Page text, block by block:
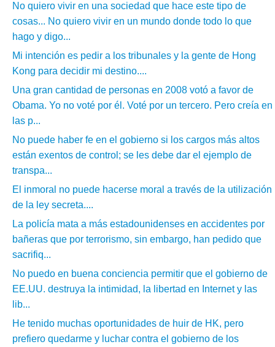
No quiero vivir en una sociedad que hace este tipo de
cosas... No quiero vivir en un mundo donde todo lo que
hago y digo...
Mi intención es pedir a los tribunales y la gente de Hong
Kong para decidir mi destino....
Una gran cantidad de personas en 2008 votó a favor de
Obama. Yo no voté por él. Voté por un tercero. Pero creía en
las p...
No puede haber fe en el gobierno si los cargos más altos
están exentos de control; se les debe dar el ejemplo de
transpa...
El inmoral no puede hacerse moral a través de la utilización
de la ley secreta....
La policía mata a más estadounidenses en accidentes por
bañeras que por terrorismo, sin embargo, han pedido que
sacrifiq...
No puedo en buena conciencia permitir que el gobierno de
EE.UU. destruya la intimidad, la libertad en Internet y las
lib...
He tenido muchas oportunidades de huir de HK, pero
prefiero quedarme y luchar contra el gobierno de los